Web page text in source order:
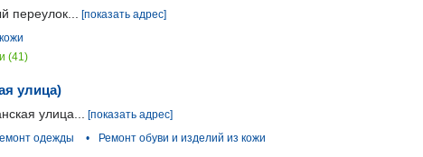
переулок...
[показать адрес]
(41)
улица)
улица...
[показать адрес]
одежды • Ремонт обуви и изделий из кожи